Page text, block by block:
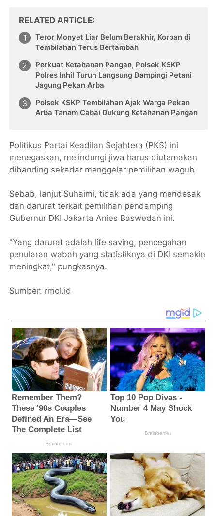
RELATED ARTICLE
Teror Monyet Liar Belum Berakhir, Korban di
Tembilahan Terus Bertambah
Perkuat Ketahanan Pangan, Polsek KSKP
Polres Inhil Turun Langsung Dampingi Petani
Jagung Pekan Arba
Polsek KSKP Tembilahan Ajak Warga Pekan
Arba Tanam Cabai Dukung Ketahanan Pangan
Politikus Partai Keadilan Sejahtera (PKS) ini
menegaskan, melindungi jiwa harus diutamakan
dibanding sekadar menggelar pemilihan wagub.
Sebab, lanjut Suhaimi, tidak ada yang mendesak
dan darurat terkait pemilihan pendamping
Gubernur DKI Jakarta Anies Baswedan ini.
"Yang darurat adalah life saving, pencegahan
penularan wabah yang statistiknya di DKI semakin
meningkat," pungkasnya.
Sumber: rmol.id